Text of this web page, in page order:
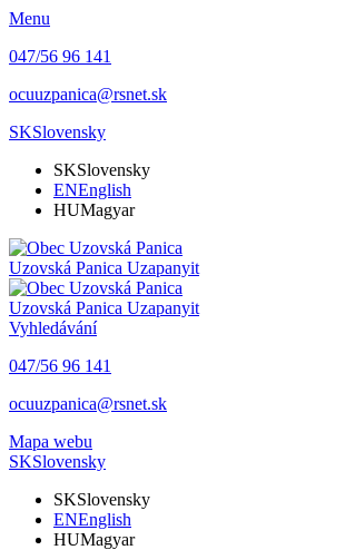
Menu
047/56 96 141
ocuuzpanica@rsnet.sk
SKSlovensky
SKSlovensky
ENEnglish
HUMagyar
Uzovská Panica Uzapanyit
Uzovská Panica Uzapanyit
Vyhledávání
047/56 96 141
ocuuzpanica@rsnet.sk
Mapa webu
SKSlovensky
SKSlovensky
ENEnglish
HUMagyar